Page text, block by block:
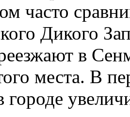
часто
Дикого
в
места. В